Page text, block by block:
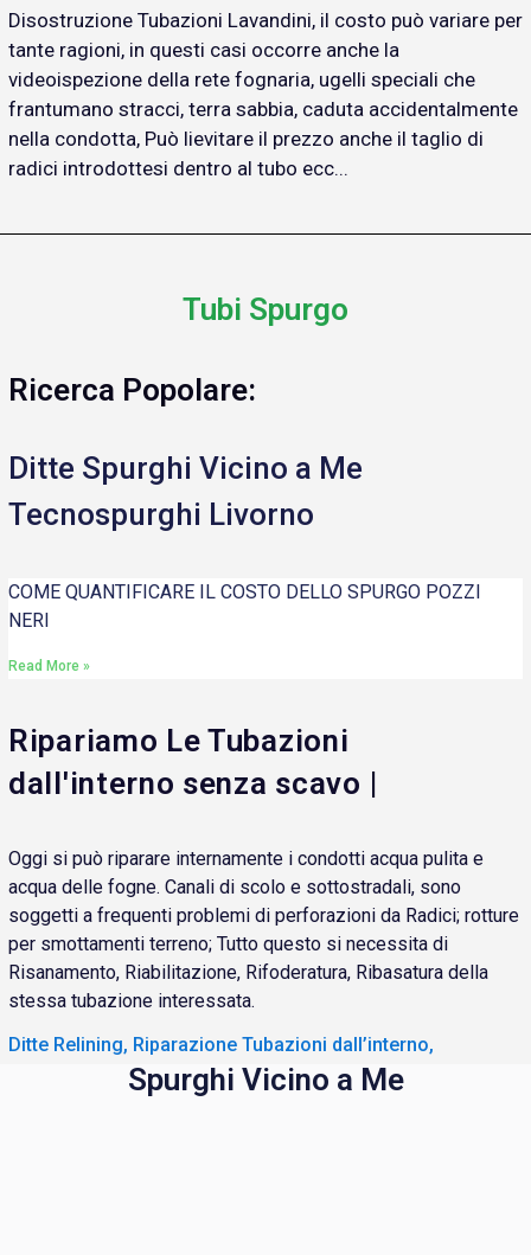
Disostruzione Tubazioni Lavandini, il costo può variare per
tante ragioni, in questi casi occorre anche la
videoispezione della rete fognaria, ugelli speciali che
frantumano stracci, terra sabbia, caduta accidentalmente
nella condotta, Può lievitare il prezzo anche il taglio di
radici introdottesi dentro al tubo ecc...
Tubi Spurgo
Ricerca Popolare:
Ditte Spurghi Vicino a Me
Tecnospurghi Livorno
COME QUANTIFICARE IL COSTO DELLO SPURGO POZZI
NERI
Read More »
Ripariamo Le Tubazioni
dall'interno senza scavo |
Oggi si può riparare internamente i condotti acqua pulita e
acqua delle fogne. Canali di scolo e sottostradali, sono
soggetti a frequenti problemi di perforazioni da Radici; rotture
per smottamenti terreno; Tutto questo si necessita di
Risanamento, Riabilitazione, Rifoderatura, Ribasatura della
stessa tubazione interessata.
Ditte Relining, Riparazione Tubazioni dall’interno,
Spurghi Vicino a Me